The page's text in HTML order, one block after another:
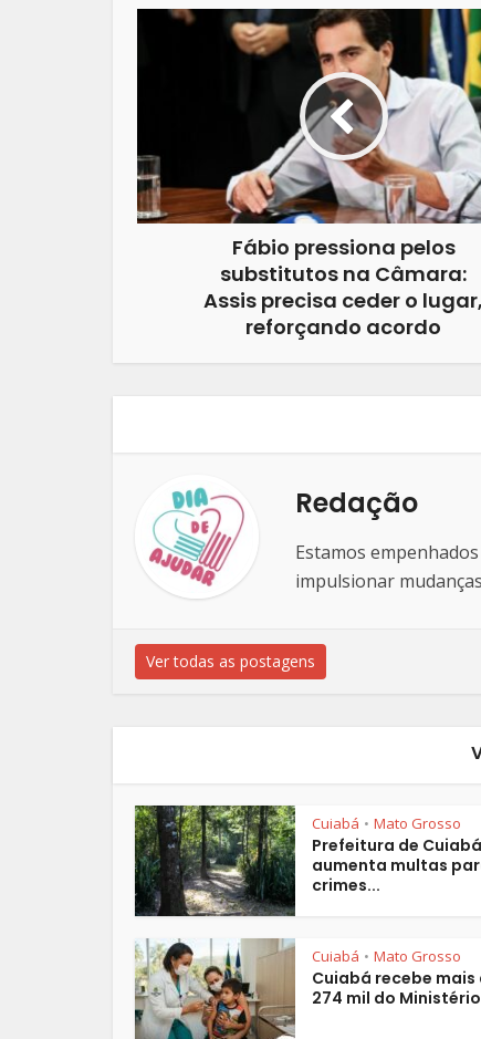
Fábio pressiona pelos
substitutos na Câmara:
Assis precisa ceder o lugar,
reforçando acordo
Redação
Estamos
impulsionar
Ver todas as postagens
Cuiabá • Mato Grosso
Prefeitura de Cuiabá
aumenta multas
crimes...
Cuiabá • Mato Grosso
Cuiabá recebe mais
274 mil do